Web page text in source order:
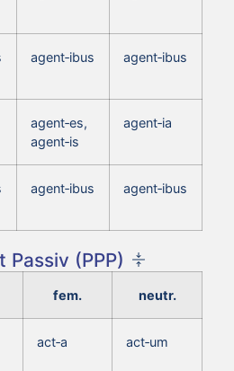
agent‑ibus agent‑ibus
agent‑es,
agent‑is
agent‑ia
agent‑ibus agent‑ibus
(PPP)
fem. neutr.
act‑a act‑um